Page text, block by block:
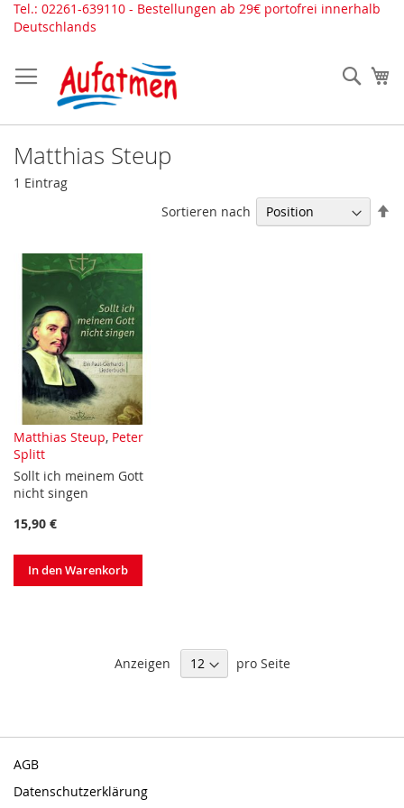
Direkt
zum
Tel.: 02261-639110 - Bestellungen ab 29€ portofrei innerhalb
Deutschlands
Matthias Steup
1 Eintrag
Sortieren nach
Matthias Steup, Peter
Splitt
Sollt ich meinem Gott
nicht singen
15,90 €
In den Warenkorb
Anzeigen pro Seite
AGB
Datenschutzerklärung